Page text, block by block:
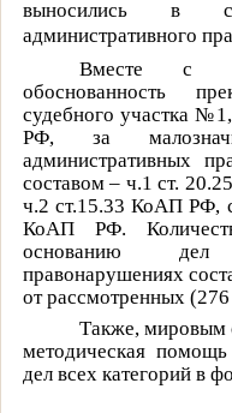
выносились в
административного
Вместе с
обоснованность
судебного участка
РФ, за
административных
составом – ч.1 ст.
ч.2 ст.15.33 КоАП РФ,
КоАП РФ.
основанию дел
правонарушениях
от рассмотренных (276
Также, мировым
методическая
дел всех категорий в